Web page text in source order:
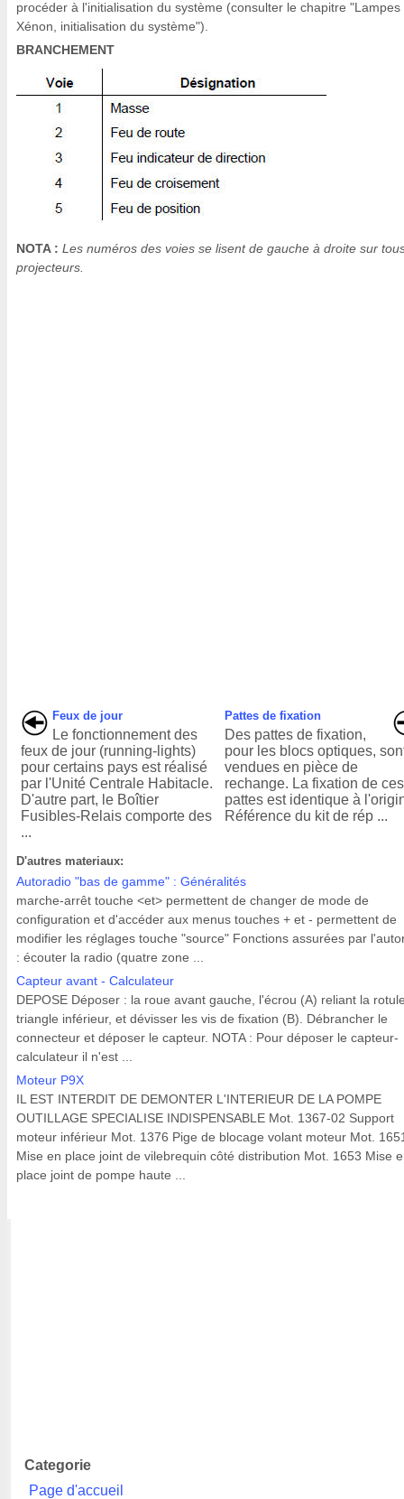
procéder à l'initialisation du système (consulter le chapitre "Lampes
Xénon, initialisation du système").
BRANCHEMENT
NOTA : Les numéros des voies se lisent de gauche à droite sur
projecteurs.
Feux de jour
Le fonctionnement des
feux de jour (running-lights)
pour certains pays est réalisé
par l'Unité Centrale Habitacle.
D'autre part, le Boîtier
Fusibles-Relais comporte des
...
Pattes de fixation
Des pattes de fixation,
pour les blocs optiques,
vendues en pièce de
rechange. La fixation de ces
pattes est identique à
Référence du kit de rép ...
D'autres materiaux:
Autoradio "bas de gamme" : Généralités
marche-arrêt touche <et> permettent de changer de mode de
configuration et d'accéder aux menus touches + et - permettent de
modifier les réglages touche "source" Fonctions assurées par
: écouter la radio (quatre zone ...
Capteur avant - Calculateur
DEPOSE Déposer : la roue avant gauche, l'écrou (A) reliant la
triangle inférieur, et dévisser les vis de fixation (B). Débrancher le
connecteur et déposer le capteur. NOTA : Pour déposer le capteur-
calculateur il n'est ...
Moteur P9X
IL EST INTERDIT DE DEMONTER L'INTERIEUR DE LA POMPE
OUTILLAGE SPECIALISE INDISPENSABLE Mot. 1367-02 Support
moteur inférieur Mot. 1376 Pige de blocage volant moteur Mot.
Mise en place joint de vilebrequin côté distribution Mot. 1653 Mise
place joint de pompe haute ...
Categorie
Page d'accueil